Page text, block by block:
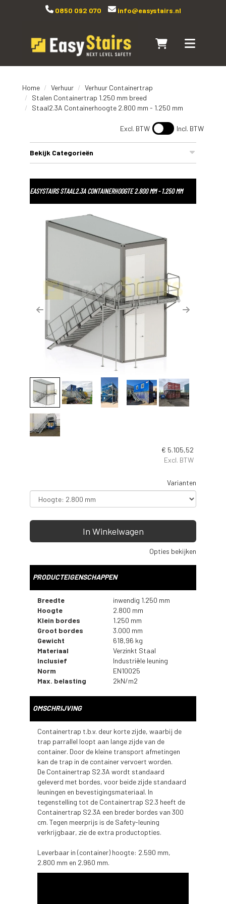
0850 092 070 info@easystairs.nl
Naar winkelwagen
Toggle
Home Verhuur
Verhuur Containertrap
Stalen Containertrap 1.250 mm breed
Staal2.3A Containerhoogte 2.800 mm - 1.250 mm
Excl. BTW Incl. BTW
Bekijk Categorieën
EASYSTAIRS STAAL2.3A CONTAINERHOOGTE 2.800 MM - 1.250 MM
Previous Next
€ 5.105,52
Excl. BTW
Varianten
In Winkelwagen
Opties bekijken
PRODUCTEIGENSCHAPPEN
Breedte
inwendig 1.250 mm
Hoogte
2.800 mm
Klein bordes
1.250 mm
Groot bordes
3.000 mm
Gewicht
618,96 kg
Materiaal
Verzinkt Staal
Inclusief
Industriële leuning
Norm
EN10025
Max. belasting
2kN/m2
OMSCHRIJVING
Containertrap t.b.v. deur korte zijde, waarbij de
trap parrallel loopt aan lange zijde van de
container. Door de kleine transport afmetingen
kan de trap in de container vervoert worden.
De Containertrap S2.3A wordt standaard
geleverd met bordes, voor beide zijde standaard
leuningen en bevestigingsmateriaal. In
tegenstelling tot de Containertrap S2.3 heeft de
Containertrap S2.3A een breder bordes van 300
cm. Tegen meerprijs is de Safety-leuning
verkrijgbaar, zie de extra productopties.
Leverbaar in (container) hoogte: 2.590 mm,
2.800 mm en 2.960 mm.